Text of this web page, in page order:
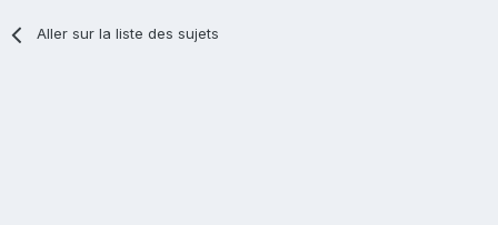
Aller sur la liste des sujets